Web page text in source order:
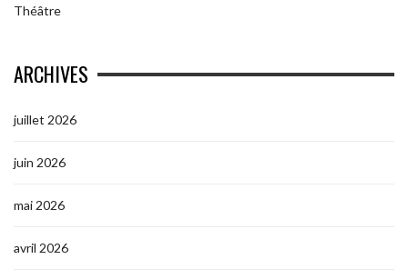
Théâtre
ARCHIVES
juillet 2026
juin 2026
mai 2026
avril 2026